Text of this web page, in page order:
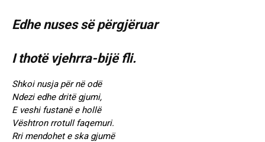
Edhe nuses së përgjëruar
I thotë vjehrra-bijë fli.
Shkoi nusja për në odë
Ndezi edhe dritë gjumi,
E veshi fustanë e hollë
Vështron rrotull faqemuri.
Rri mendohet e ska gjumë